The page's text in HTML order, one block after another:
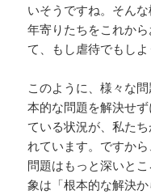
いそうですね。そん
年寄りたちをこれか
て、もし虐待でもしよ
このように、様々な
本的な問題を解決せ
ている状況が、私た
れています。ですか
問題はもっと深いと
象は「根本的な解決